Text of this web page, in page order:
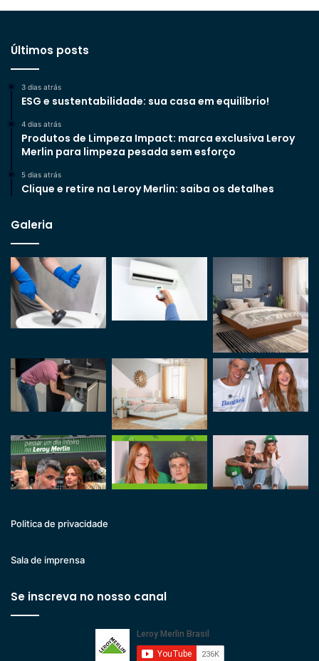
Últimos posts
3 dias atrás
ESG e sustentabilidade: sua casa em equilíbrio!
4 dias atrás
Produtos de Limpeza Impact: marca exclusiva Leroy
Merlin para limpeza pesada sem esforço
5 dias atrás
Clique e retire na Leroy Merlin: saiba os detalhes
Galeria
Politica de privacidade
Sala de imprensa
Se inscreva no nosso canal